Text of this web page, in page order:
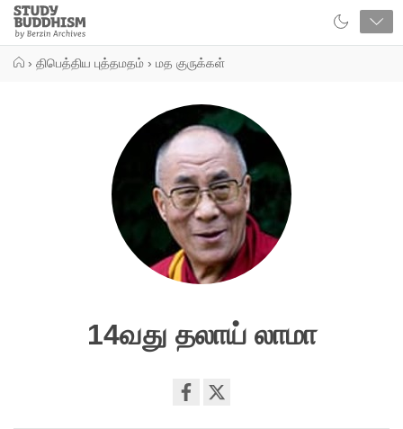
Close
Study
Buddhism
› திபெத்திய புத்தமதம் › மத குருக்கள்
14வது தலாய் லாமா